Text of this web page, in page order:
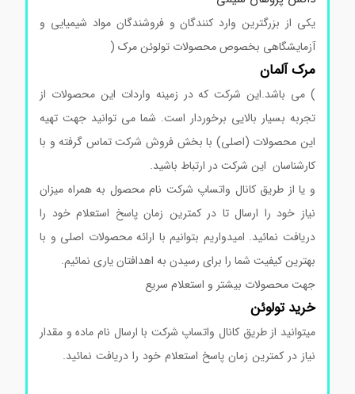
یکی از بزرگترین وارد کنندگان و فروشندگان مواد شیمیایی و
آزمایشگاهی بخصوص محصولات تولوئن مرک (
مرک آلمان
) می باشد.این شرکت که در زمینه واردات این محصولات از
تجربه بسیار بالایی برخوردار است. شما می توانید جهت تهیه
این محصولات (اصلی) با بخش فروش شرکت تماس گرفته و با
کارشناسان این شرکت در ارتباط باشید.
و یا از طریق کانال واتساپ شرکت نام محصول به همراه میزان
نیاز خود را ارسال تا در کمترین زمان پاسخ استعلام خود را
دریافت نمائید. امیدواریم بتوانیم با ارائه محصولات اصلی و با
بهترین کیفیت شما را برای رسیدن به اهدافتان یاری نمائیم.
جهت محصولات بیشتر و استعلام سریع
خرید تولوئن
میتوانید از طریق کانال واتساپ شرکت با ارسال نام ماده و مقدار
نیاز در کمترین زمان پاسخ استعلام خود را دریافت نمائید.خرید